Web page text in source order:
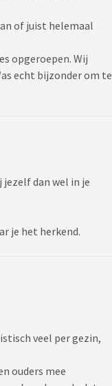
of juist helemaal
opgeroepen. Wij
echt bijzonder om te
dan wel in je
je het herkend.
veel per gezin,
ouders mee